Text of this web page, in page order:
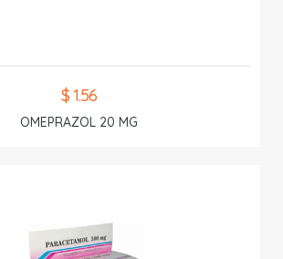
$ 1.56
OMEPRAZOL 20 MG